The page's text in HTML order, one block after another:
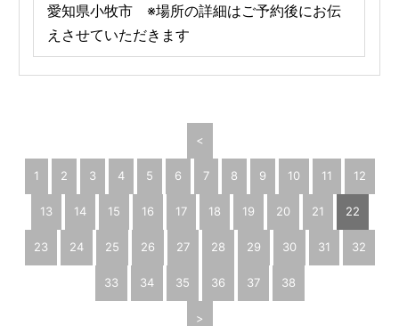
愛知県小牧市 ※場所の詳細はご予約後にお伝
えさせていただきます
<
1 2 3 4 5 6 7 8 9 10 11 12
13 14 15 16 17 18 19 20 21 22
23 24 25 26 27 28 29 30 31 32
33 34 35 36 37 38
>